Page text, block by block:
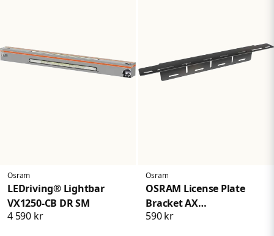
Osram
LEDriving® Lightbar
VX1250-CB DR SM
4 590 kr
Osram
OSRAM License Plate
Bracket AX
Nummerplåtsfäste
590 kr